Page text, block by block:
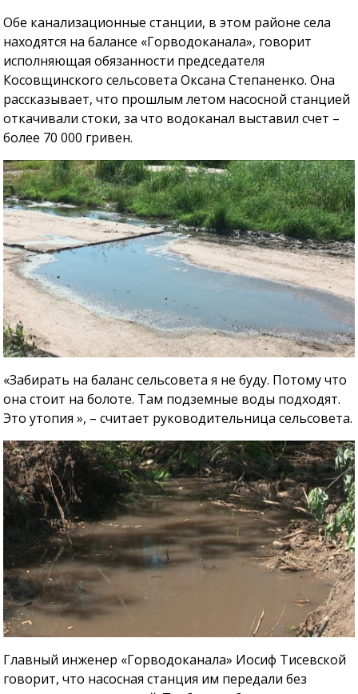
Обе канализационные станции, в этом районе села
находятся на балансе «Горводоканала», говорит
исполняющая обязанности председателя
Косовщинского сельсовета Оксана Степаненко. Она
рассказывает, что прошлым летом насосной станцией
откачивали стоки, за что водоканал выставил счет –
более 70 000 гривен.
«Забирать на баланс сельсовета я не буду. Потому что
она стоит на болоте. Там подземные воды подходят.
Это утопия », – считает руководительница сельсовета.
Главный инженер «Горводоканала» Иосиф Тисевской
говорит, что насосная станция им передали без